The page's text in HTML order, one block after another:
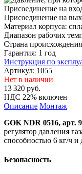
Присоединение на
Присоединение на
Материал корпуса:
Диапазон рабочих
Страна
Гарантия: 1 год
Инструкция по
Артикул: 1055
Нет в наличии
13 320 руб.
НДС 22% включен
Описание Монтаж
GOK NDR 0516, арт.
регулятор давления
способностью 6 кг/ч и
Безопасность